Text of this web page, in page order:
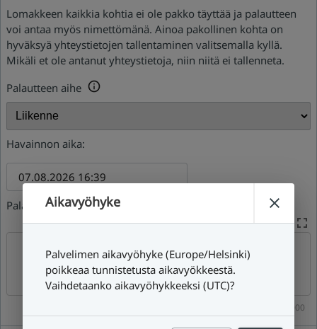
Lomakkeen kaikkia kohtia ei ole pakko täyttää ja palautteen
voi antaa myös nimettömänä. Ainoa pakollinen kohta on
hyväksyä yhteystietojen tallentaminen valitsemalla kyllä.
Mikäli et ole antanut yhteystietoja, niin niitä ei tallenneta.
Palautteen aihe
Havainnon aika:
Palaute:
0/4000
Aikavyöhyke
Palvelimen aikavyöhyke (Europe/Helsinki)
poikkeaa tunnistetusta aikavyökkeestä.
Vaihdetaanko aikavyöhykkeeksi (UTC)?